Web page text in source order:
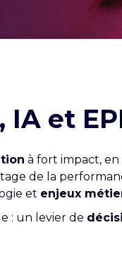
et
à fort impact,
de la
et enjeux
: un levier de